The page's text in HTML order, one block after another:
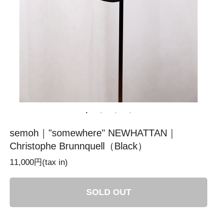
semoh｜"somewhere" NEWHATTAN｜
Christophe Brunnquell（Black）
11,000円(tax in)
SOLD OUT